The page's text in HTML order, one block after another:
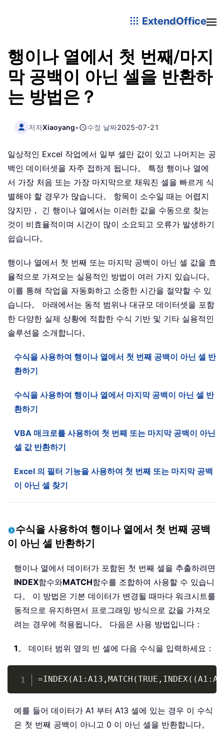
ExtendOffice
행이나 열에서 첫 번째/마지
막 공백이 아닌 셀을 반환하
는 방법은？
저자Xiaoyang• 수정 날짜2025-07-21
일상적인 Excel 작업에서 일부 셀만 값이 있고 나머지는 공
백인 데이터셋을 자주 접하게 됩니다。 특정 행이나 열에
서 가장 처음 또는 가장 마지막으로 채워진 셀을 빠르게 식
별해야 할 경우가 많습니다。 항목이 소수일 때는 어렵지
않지만， 긴 행이나 열에서는 이러한 값을 수동으로 찾는
것이 비효율적이며 시간이 많이 소요되고 오류가 발생하기
쉽습니다。
행이나 열에서 첫 번째 또는 마지막 공백이 아닌 셀 값을 효
율적으로 가져오는 실용적인 방법이 여러 가지 있습니다。
이를 통해 작업을 자동화하고 소중한 시간을 절약할 수 있
습니다。 아래에서는 동적 범위나 대규모 데이터셋을 포함
한 다양한 실제 상황에 적합한 수식 기반 및 기타 실용적인
솔루션을 소개합니다。
수식을 사용하여 행이나 열에서 첫 번째 공백이 아닌 셀 반
환하기
수식을 사용하여 행이나 열에서 마지막 공백이 아닌 셀 반
환하기
VBA 매크로를 사용하여 첫 번째 또는 마지막 공백이 아닌
셀 값 반환하기
Excel 의 필터 기능을 사용하여 첫 번째 또는 마지막 공백
이 아닌 셀 찾기
수식을 사용하여 행이나 열에서 첫 번째 공백
이 아닌 셀 반환하기
행이나 열에서 데이터가 포함된 첫 번째 셀을 추출하려면
INDEX함수와MATCH함수를 조합하여 사용할 수 있습니
다。 이 방법은 기본 데이터가 변경될 때마다 워크시트를
동적으로 유지하면서 프로그래밍 방식으로 값을 가져오
려는 경우에 적용됩니다。 다음은 사용 방법입니다：
1。 데이터 범위 옆의 빈 셀에 다음 수식을 입력하세요：
Copy
예를 들어 데이터가 A1 부터 A13 셀에 있는 경우 이 수식
은 첫 번째 공백이 아니고 0 이 아닌 셀을 반환합니다。